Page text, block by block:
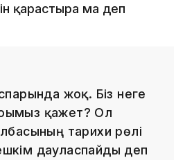
қарастыра ма деп
жоқ. Біз неге
қажет? Ол
тарихи рөлі
дауласпайды деп